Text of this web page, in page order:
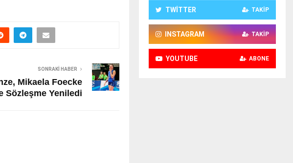
SONRAKI HABER
Mikaela Foecke
Sözleşme Yeniledi
TWITTER TAKIP
INSTAGRAM TAKIP
YOUTUBE ABONE